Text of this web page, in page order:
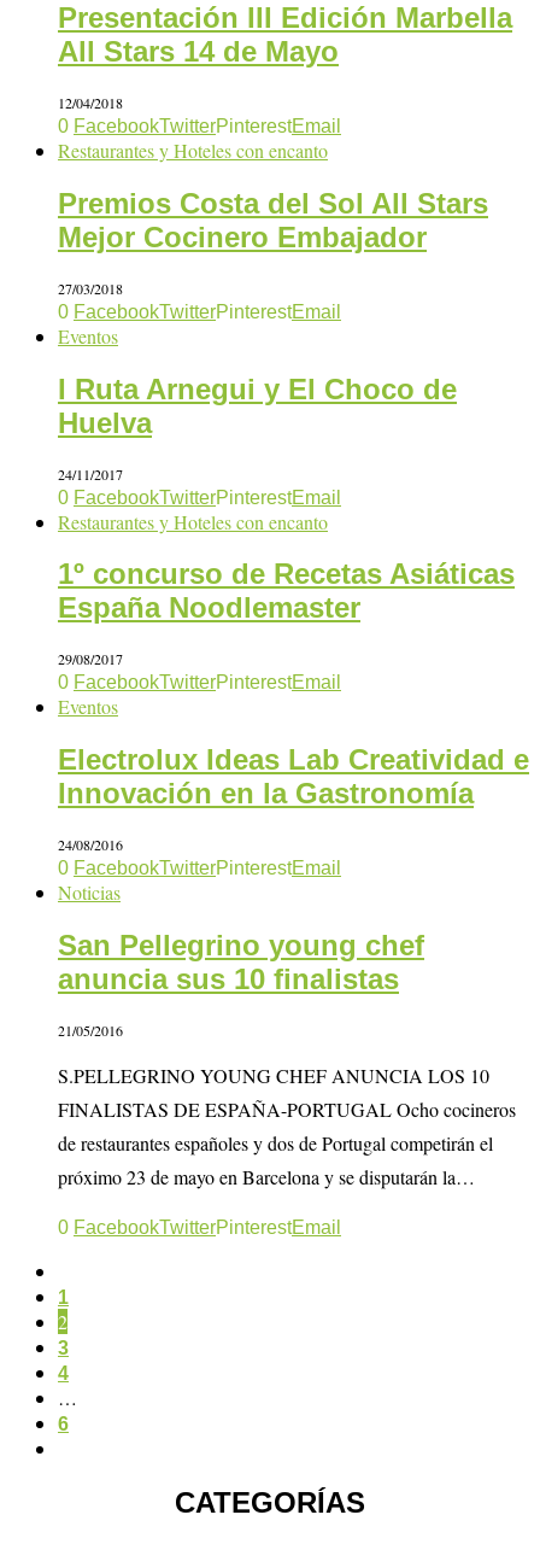
Presentación III Edición Marbella
All Stars 14 de Mayo
12/04/2018
0 FacebookTwitterPinterestEmail
Restaurantes y Hoteles con encanto
Premios Costa del Sol All Stars
Mejor Cocinero Embajador
27/03/2018
0 FacebookTwitterPinterestEmail
Eventos
I Ruta Arnegui y El Choco de
Huelva
24/11/2017
0 FacebookTwitterPinterestEmail
Restaurantes y Hoteles con encanto
1º concurso de Recetas Asiáticas
España Noodlemaster
29/08/2017
0 FacebookTwitterPinterestEmail
Eventos
Electrolux Ideas Lab Creatividad e
Innovación en la Gastronomía
24/08/2016
0 FacebookTwitterPinterestEmail
Noticias
San Pellegrino young chef
anuncia sus 10 finalistas
21/05/2016
S.PELLEGRINO YOUNG CHEF ANUNCIA LOS 10
FINALISTAS DE ESPAÑA-PORTUGAL Ocho cocineros
de restaurantes españoles y dos de Portugal competirán el
próximo 23 de mayo en Barcelona y se disputarán la…
0 FacebookTwitterPinterestEmail
1
2
3
4
…
6
CATEGORÍAS